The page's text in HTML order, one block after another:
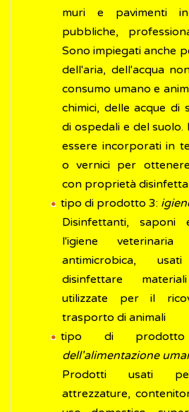
muri e pavimenti
pubbliche,
Sono impiegati anche
dell'aria, dell'acqua
consumo umano e
chimici, delle acque di
di ospedali e del
essere incorporati in
o vernici per
con proprietà
tipo di prodotto 3:
Disinfettanti,
l'igiene
antimicrobica,
disinfettare
utilizzate per il
trasporto di animali
tipo di
dell'alimentazione
Prodotti usati
attrezzature,